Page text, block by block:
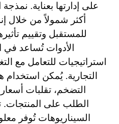
على إدارتها بعناية.
أكثر شمولاً من خلال
للمستقبل وتقييم
الأدوات تُساعد
استراتيجيات للتعامل مع
التجارية. يُمكن استخدام
التضخم، تقلبات
الطلب على
السيناريوهات تُوفر